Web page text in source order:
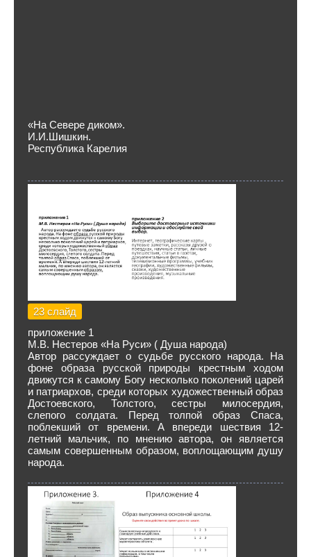
«На Севере диком».
И.И.Шишкин.
Республика Карелия
23 слайд
приложение 1
М.В. Нестеров «На Руси» ( Душа народа)
Автор рассуждает о судьбе русского народа. На
фоне образа русской природы крестным ходом
движутся к самому Богу несколько поколений царей
и патриархов, среди которых художественный образ
Достоевского, Толстого, сестры милосердия,
слепого солдата. Перед толпой образ Спаса,
поблекший от времени. А впереди шествия 12-
летний мальчик, по мнению автора, он является
самым совершенным образом, воплощающим душу
народа.